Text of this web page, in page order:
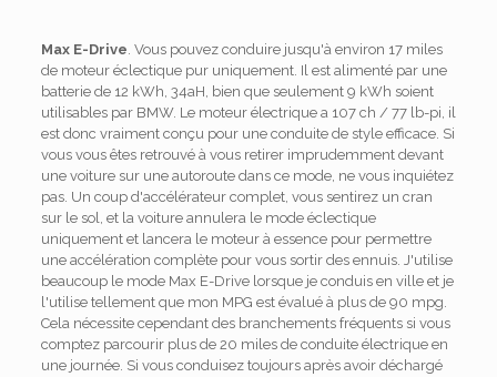
Max E-Drive. Vous pouvez conduire jusqu'à environ 17 miles
de moteur éclectique pur uniquement. Il est alimenté par une
batterie de 12 kWh, 34aH, bien que seulement 9 kWh soient
utilisables par BMW. Le moteur électrique a 107 ch / 77 lb-pi, il
est donc vraiment conçu pour une conduite de style efficace. Si
vous vous êtes retrouvé à vous retirer imprudemment devant
une voiture sur une autoroute dans ce mode, ne vous inquiétez
pas. Un coup d'accélérateur complet, vous sentirez un cran
sur le sol, et la voiture annulera le mode éclectique
uniquement et lancera le moteur à essence pour permettre
une accélération complète pour vous sortir des ennuis. J'utilise
beaucoup le mode Max E-Drive lorsque je conduis en ville et je
l'utilise tellement que mon MPG est évalué à plus de 90 mpg.
Cela nécessite cependant des branchements fréquents si vous
comptez parcourir plus de 20 miles de conduite électrique en
une journée. Si vous conduisez toujours après avoir déchargé